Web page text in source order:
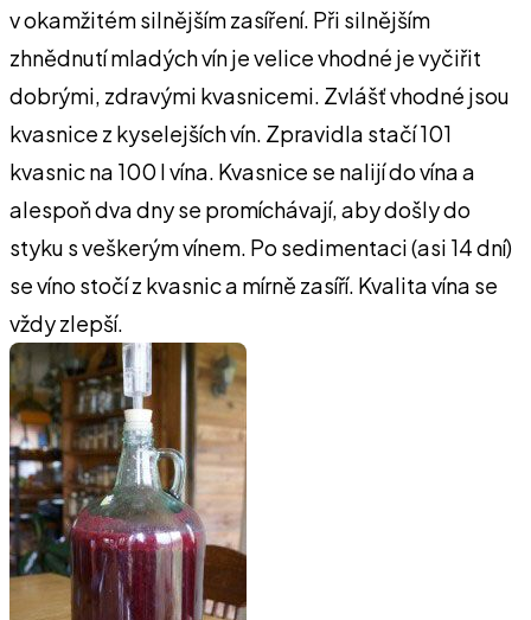
v okamžitém silnějším zasíření. Při silnějším
zhnědnutí mladých vín je velice vhodné je vyčiřit
dobrými, zdravými kvasnicemi. Zvlášť vhodné jsou
kvasnice z kyselejších vín. Zpravidla stačí 101
kvasnic na 100 I vína. Kvasnice se nalijí do vína a
alespoň dva dny se promíchávají, aby došly do
styku s veškerým vínem. Po sedimentaci (asi 14 dní)
se víno stočí z kvasnic a mírně zasíří. Kvalita vína se
vždy zlepší.